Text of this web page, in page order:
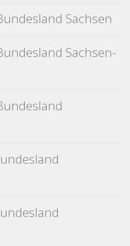
Sachsen
Sachsen-